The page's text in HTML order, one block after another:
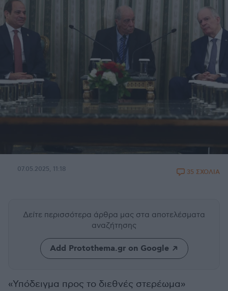
07.05.2025, 11:18 35 ΣΧΟΛΙΑ
Δείτε περισσότερα άρθρα μας στα αποτελέσματα
αναζήτησης
Add Protothema.gr on Google
«Υπόδειγμα προς το διεθνές στερέωμα»